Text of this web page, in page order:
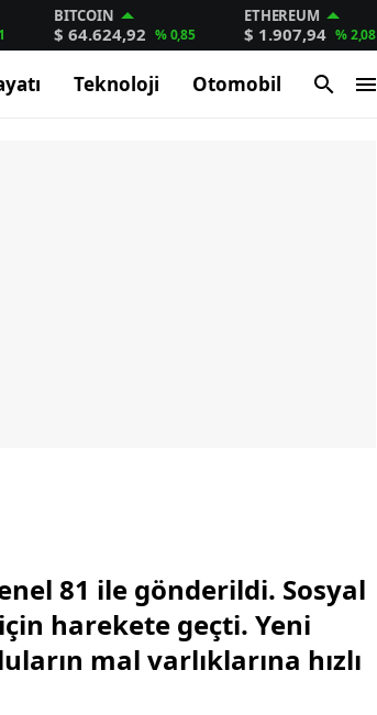
BITCOIN
$ 64.624,92 % 0,85
ETHEREUM
$ 1.907,94 % 2,08
Teknoloji Otomobil
81 ile gönderildi. Sosyal
harekete geçti. Yeni
mal varlıklarına hızlı